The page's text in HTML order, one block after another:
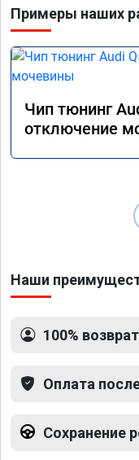
Примеры наших
Чип тюнинг
отключение
Наши
100%
Оплата
Сохранение